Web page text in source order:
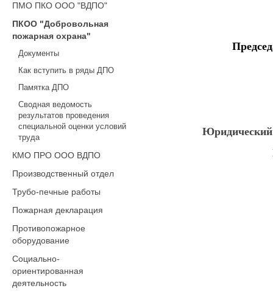
ПМО ПКО ООО "ВДПО"
ПКОО "Добровольная
пожарная охрана"
Документы
Как вступить в ряды ДПО
Памятка ДПО
Сводная ведомость
результатов проведения
специальной оценки условий
труда
КМО ПРО ООО ВДПО
Производственный отдел
Трубо-печные работы
Пожарная декларация
Противопожарное
оборудование
Социально-
ориентированная
деятельность